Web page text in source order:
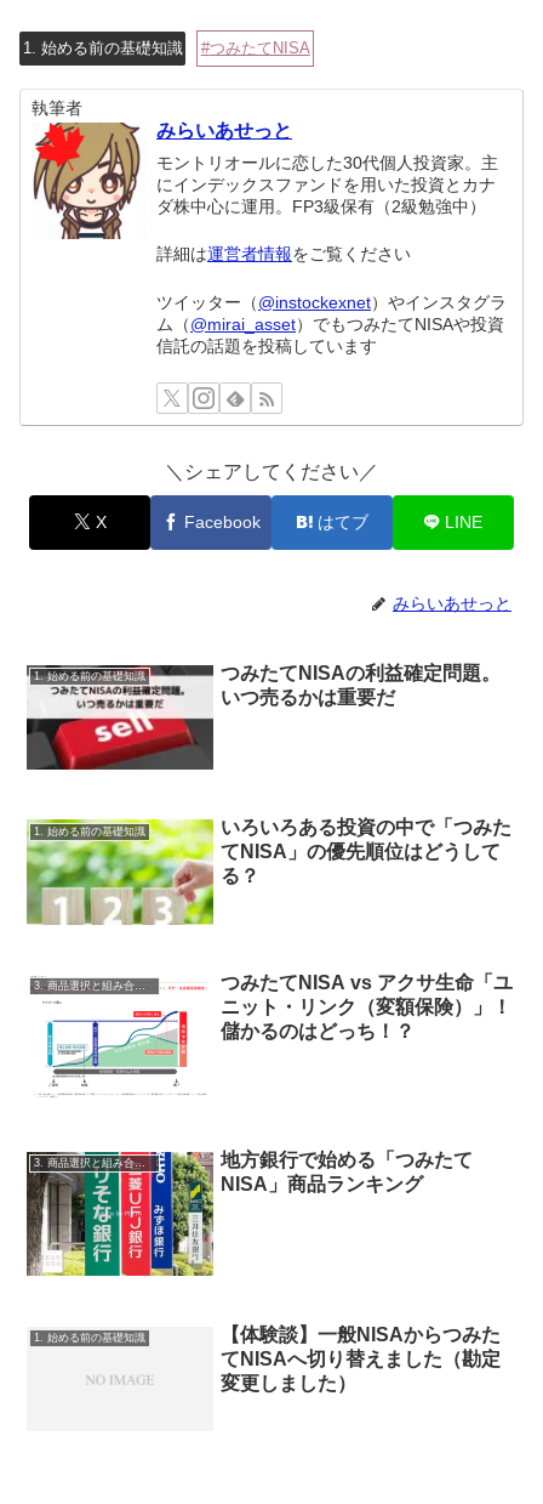
1. 始める前の基礎知識 つみたてNISA
執筆者
みらいあせっと
モントリオールに恋した30代個人投資家。主
にインデックスファンドを用いた投資とカナ
ダ株中心に運用。FP3級保有（2級勉強中）
詳細は運営者情報をご覧ください
ツイッター（@instockexnet）やインスタグラ
ム（@mirai_asset）でもつみたてNISAや投資
信託の話題を投稿しています
＼シェアしてください／
X Facebook はてブ LINE
みらいあせっと
1. 始める前の基礎知識
つみたてNISAの利益確定問題。
いつ売るかは重要だ
1. 始める前の基礎知識
いろいろある投資の中で「つみた
てNISA」の優先順位はどうして
る？
3. 商品選択と組み合わせ
つみたてNISA vs アクサ生命「ユ
ニット・リンク（変額保険）」！
儲かるのはどっち！？
3. 商品選択と組み合わせ
地方銀行で始める「つみたて
NISA」商品ランキング
1. 始める前の基礎知識
【体験談】一般NISAからつみた
てNISAへ切り替えました（勘定
変更しました）